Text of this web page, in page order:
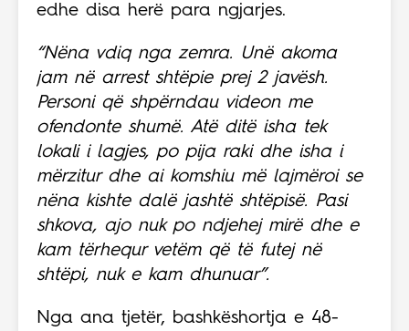
edhe disa herë para ngjarjes.
“Nëna vdiq nga zemra. Unë akoma
jam në arrest shtëpie prej 2 javësh.
Personi që shpërndau videon me
ofendonte shumë. Atë ditë isha tek
lokali i lagjes, po pija raki dhe isha i
mërzitur dhe ai komshiu më lajmëroi se
nëna kishte dalë jashtë shtëpisë. Pasi
shkova, ajo nuk po ndjehej mirë dhe e
kam tërhequr vetëm që të futej në
shtëpi, nuk e kam dhunuar”.
Nga ana tjetër, bashkëshortja e 48-